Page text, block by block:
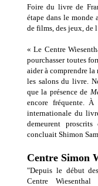
Foire du livre de
étape dans le monde
de films, des jeux, de
« Le Centre
pourchasser toutes
aider à comprendre la
les salons du livre.
que la présence de
encore fréquente.
internationale du
demeurent
concluait Shimon
Centre Simon
"Depuis le début
Centre Wiesenthal